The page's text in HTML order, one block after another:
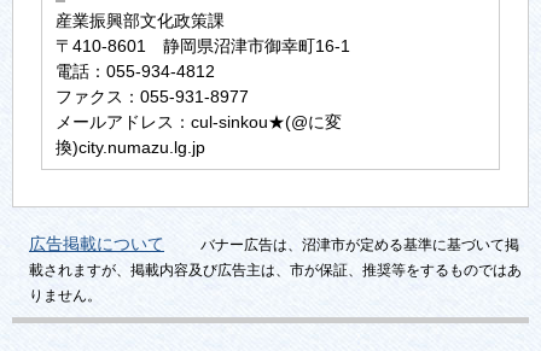
産業振興部⽂化政策課
〒410-8601 静岡県沼津市御幸町16-1
電話：055-934-4812
ファクス：055-931-8977
メールアドレス：cul-sinkou★(@に変
換)city.numazu.lg.jp
広告掲載について
バナー広告は、沼津市が定める基準に基づいて掲
載されますが、掲載内容及び広告主は、市が保証、推奨等をするものではあ
りません。